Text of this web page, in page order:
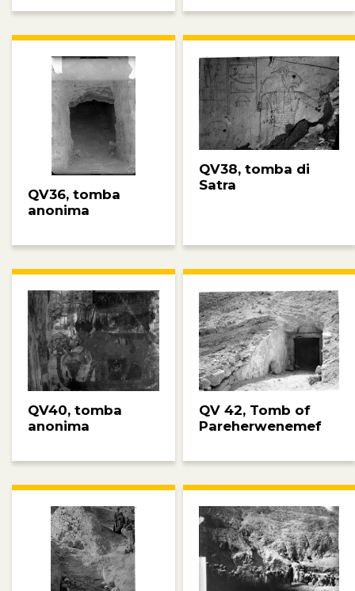
QV36, tomba
anonima
QV38, tomba di
Satra
QV40, tomba
anonima
QV 42, Tomb of
Pareherwenemef